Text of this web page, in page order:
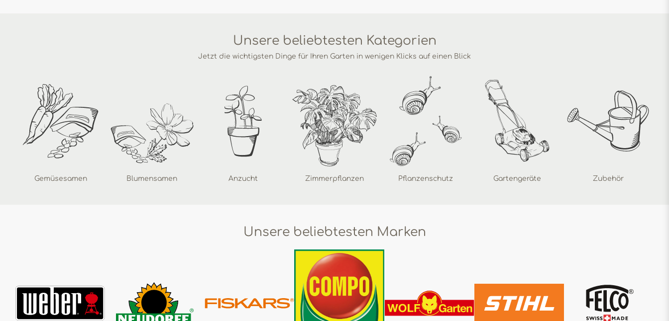
Unsere beliebtesten Kategorien
Jetzt die wichtigsten Dinge für Ihren Garten in wenigen Klicks auf einen Blick
Gemüsesamen Blumensamen Anzucht Zimmerpflanzen Pflanzenschutz Gartengeräte Zubehör
Unsere beliebtesten Marken